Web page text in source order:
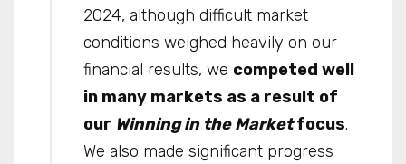
2024, although difficult market
conditions weighed heavily on our
financial results, we competed well
in many markets as a result of
our Winning in the Marketfocus.
We also made significant progress